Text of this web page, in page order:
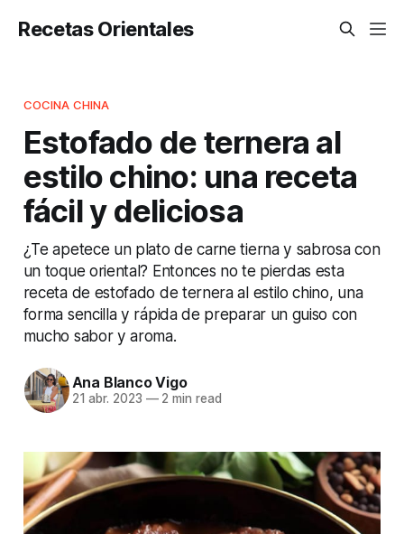
Recetas Orientales
COCINA CHINA
Estofado de ternera al
estilo chino: una receta
fácil y deliciosa
¿Te apetece un plato de carne tierna y sabrosa con
un toque oriental? Entonces no te pierdas esta
receta de estofado de ternera al estilo chino, una
forma sencilla y rápida de preparar un guiso con
mucho sabor y aroma.
Ana Blanco Vigo
21 abr. 2023 —2 min read